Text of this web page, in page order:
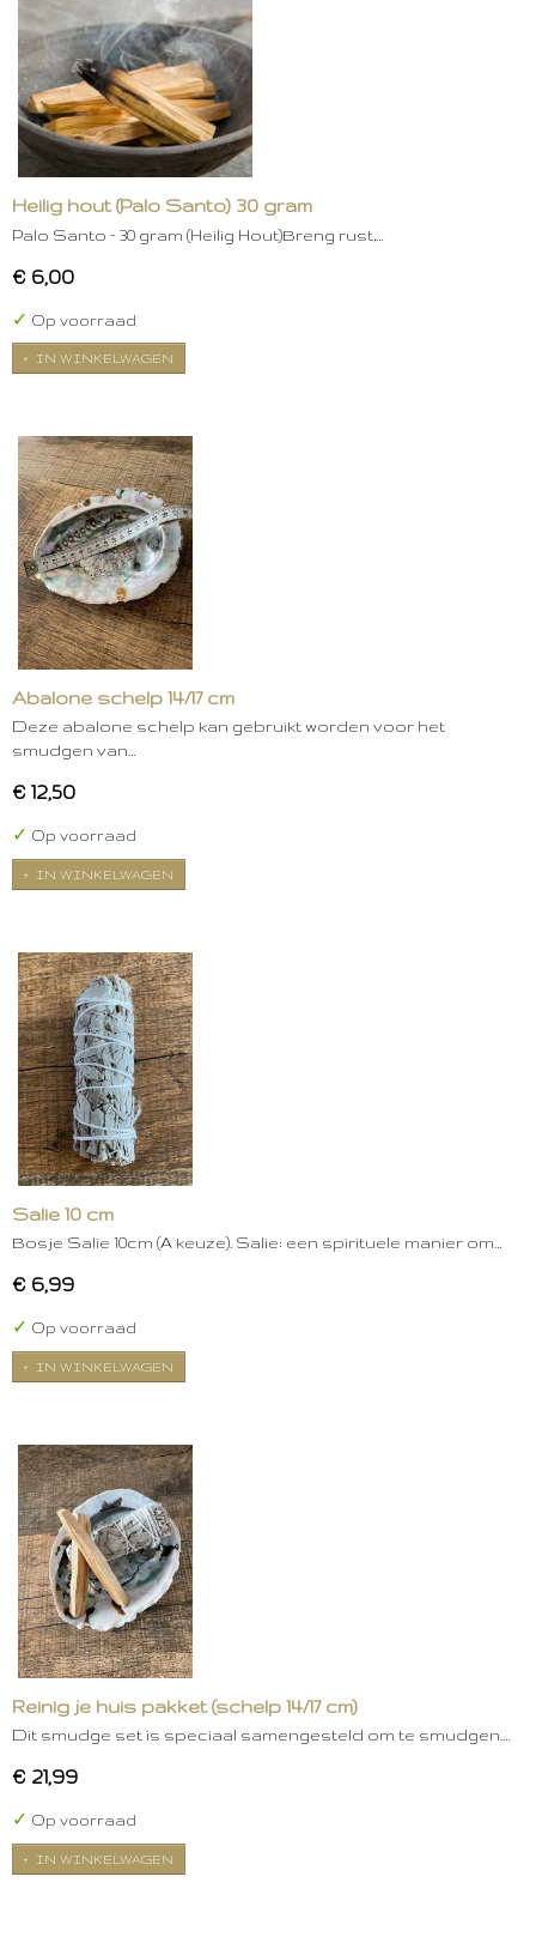
Heilig hout (Palo Santo) 30 gram
Palo Santo – 30 gram (Heilig Hout)Breng rust,…
€ 6,00
✓ Op voorraad
IN WINKELWAGEN
Abalone schelp 14/17 cm
Deze abalone schelp kan gebruikt worden voor het
smudgen van…
€ 12,50
✓ Op voorraad
IN WINKELWAGEN
Salie 10 cm
Bosje Salie 10cm (A keuze). Salie: een spirituele manier om…
€ 6,99
✓ Op voorraad
IN WINKELWAGEN
Reinig je huis pakket (schelp 14/17 cm)
Dit smudge set is speciaal samengesteld om te smudgen.…
€ 21,99
✓ Op voorraad
IN WINKELWAGEN